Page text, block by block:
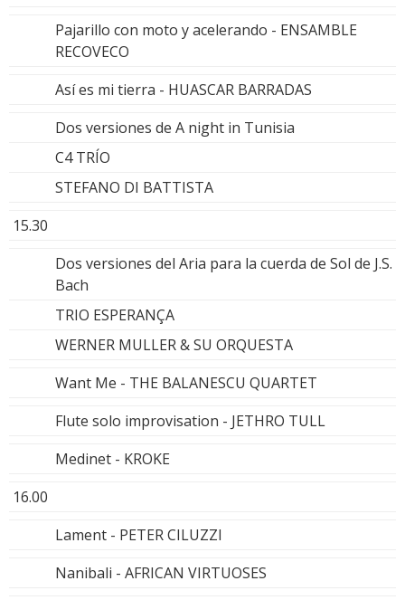
Pajarillo con moto y acelerando - ENSAMBLE
RECOVECO
Así es mi tierra - HUASCAR BARRADAS
Dos versiones de A night in Tunisia
C4 TRÍO
STEFANO DI BATTISTA
15.30
Dos versiones del Aria para la cuerda de Sol de J.S.
Bach
TRIO ESPERANÇA
WERNER MULLER & SU ORQUESTA
Want Me - THE BALANESCU QUARTET
Flute solo improvisation - JETHRO TULL
Medinet - KROKE
16.00
Lament - PETER CILUZZI
Nanibali - AFRICAN VIRTUOSES